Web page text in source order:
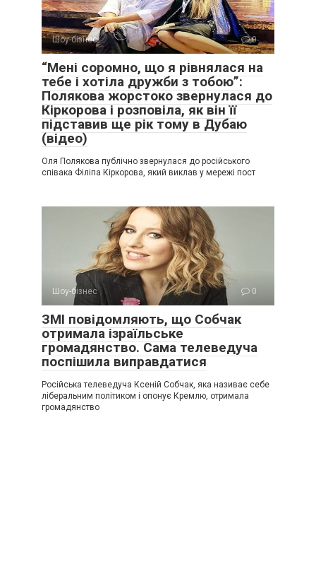
Шоу-бізнес 0
“Мені соромно, що я рівнялася на
тебе і хотіла дружби з тобою”:
Полякова жорстоко звернулася до
Кіркорова і розповіла, як він її
підставив ще рік тому в Дубаю
(відео)
Оля Полякова публічно звернулася до російського
співака Філіпа Кіркорова, який виклав у мережі пост
Шоу-бізнес 0
ЗМІ повідомляють, що Собчак
отримала ізраїльське
громадянство. Сама телеведуча
поспішила виправдатися
Російська телеведуча Ксеній Собчак, яка називає себе
ліберальним політиком і опонує Кремлю, отримала
громадянство